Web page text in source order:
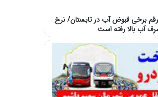
رقم برخی قبوض آب در تابستان/ نرخ
آب بالا رفته است